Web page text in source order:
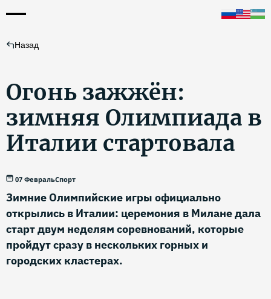
Назад
Огонь зажжён:
зимняя Олимпиада в
Италии стартовала
07 ФевральСпорт
Зимние Олимпийские игры официально
открылись в Италии: церемония в Милане дала
старт двум неделям соревнований, которые
пройдут сразу в нескольких горных и
городских кластерах.